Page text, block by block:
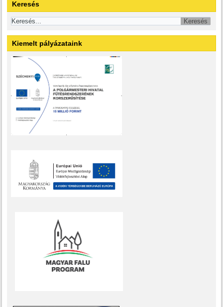
Keresés
Kiemelt pályázataink